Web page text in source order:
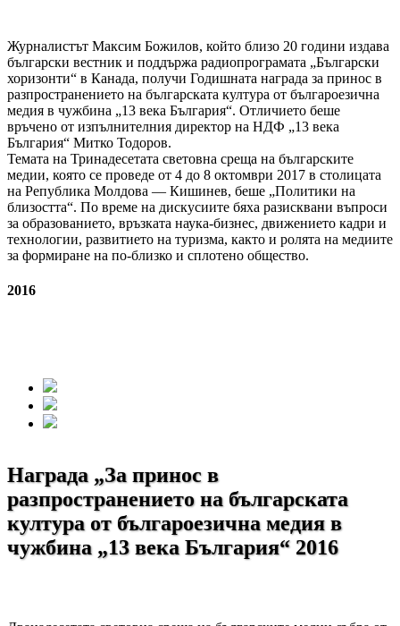
Журналистът Максим Божилов, който близо 20 години издава
български вестник и поддържа радиопрограмата „Български
хоризонти“ в Канада, получи Годишната награда за принос в
разпространението на българската култура от българоезична
медия в чужбина „13 века България“. Отличието беше
връчено от изпълнителния директор на НДФ „13 века
България“ Митко Тодоров.
Темата на Тринадесетата световна среща на българските
медии, която се проведе от 4 до 8 октомври 2017 в столицата
на Република Молдова ― Кишинев, беше „Политики на
близостта“. По време на дискусиите бяха разисквани въпроси
за образованието, връзката наука-бизнес, движението кадри и
технологии, развитието на туризма, както и ролята на медиите
за формиране на по-близко и сплотено общество.
2016
Награда „За принос в
разпространението на българската
култура от българоезична медия в
чужбина „13 века България“ 2016